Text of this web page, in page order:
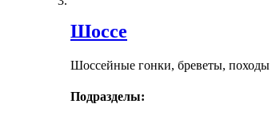
Шоссе
Шоссейные гонки, бреветы, походы
Подразделы: